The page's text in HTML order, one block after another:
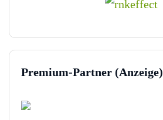
Premium-Partner (Anzeige)